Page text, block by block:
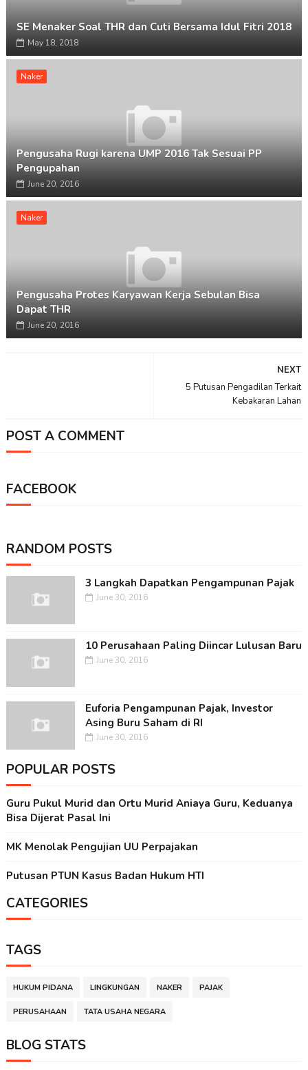
SE Menaker Soal THR dan Cuti Bersama Idul Fitri 2018
May 18, 2018
Naker
Pengusaha Rugi karena UMP 2016 Tak Sesuai PP
Pengupahan
June 20, 2016
Naker
Pengusaha Protes Karyawan Kerja Sebulan Bisa
Dapat THR
June 20, 2016
NEXT
5 Putusan Pengadilan Terkait
Kebakaran Lahan
POST A COMMENT
FACEBOOK
RANDOM POSTS
3 Langkah Dapatkan Pengampunan Pajak
June 30, 2016
10 Perusahaan Paling Diincar Lulusan Baru
June 30, 2016
Euforia Pengampunan Pajak, Investor
Asing Buru Saham di RI
June 30, 2016
POPULAR POSTS
Guru Pukul Murid dan Ortu Murid Aniaya Guru, Keduanya
Bisa Dijerat Pasal Ini
MK Menolak Pengujian UU Perpajakan
Putusan PTUN Kasus Badan Hukum HTI
CATEGORIES
TAGS
HUKUM PIDANA LINGKUNGAN NAKER PAJAK
PERUSAHAAN TATA USAHA NEGARA
BLOG STATS